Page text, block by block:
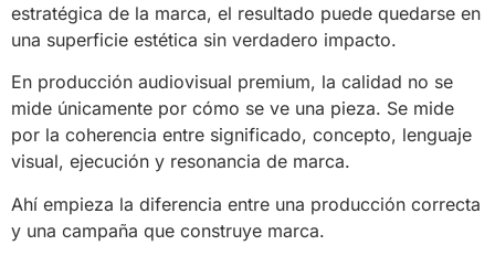
estratégica de la marca, el resultado puede quedarse en
una superficie estética sin verdadero impacto.
En producción audiovisual premium, la calidad no se
mide únicamente por cómo se ve una pieza. Se mide
por la coherencia entre significado, concepto, lenguaje
visual, ejecución y resonancia de marca.
Ahí empieza la diferencia entre una producción correcta
y una campaña que construye marca.